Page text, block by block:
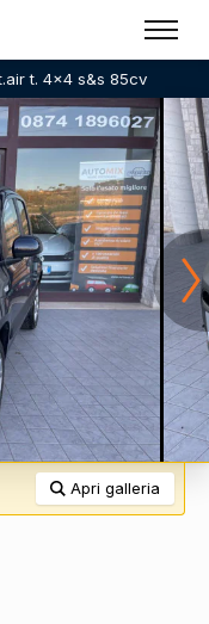
t. 4x4 s&s 85cv
Apri galleria